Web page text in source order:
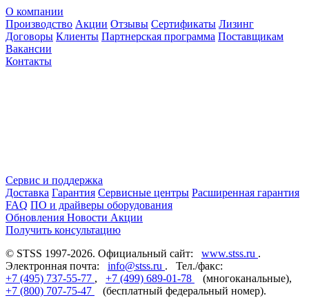
О компании
Производство Акции Отзывы Сертификаты Лизинг
Договоры Клиенты Партнерская программа Поставщикам
Вакансии
Контакты
Сервис и поддержка
Доставка Гарантия Сервисные центры Расширенная гарантия
FAQ ПО и драйверы оборудования
Обновления Новости Акции
Получить консультацию
© STSS 1997-2026. Официальный сайт: www.stss.ru .
Электронная почта: info@stss.ru . Тел./факс:
+7 (495) 737-55-77 , +7 (499) 689-01-78
(многоканальные),
+7 (800) 707-75-47
(бесплатный федеральный номер).